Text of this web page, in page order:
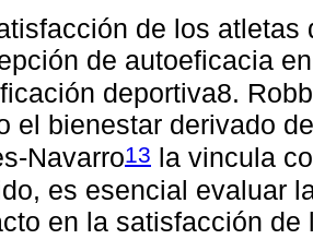
de los
de autoeficacia
deportiva8.
el bienestar derivado
Navarro13
la vincula
es esencial evaluar
en la satisfacción de